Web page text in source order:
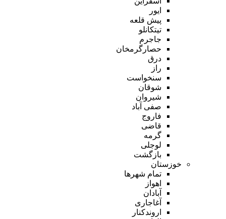
ایور
پیش قلعه
تیتکانلو
جاجرم
حصارگرمخان
درق
راز
سنخواست
شوقان
شیروان
صفی آباد
فاروج
قاضی
گرمه
لوجلی
بازگشت
خوزستان
تمام شهر‌ها
اهواز
آبادان
آغاجاری
اروندکنار